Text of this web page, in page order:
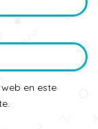
en este